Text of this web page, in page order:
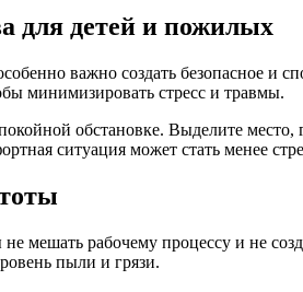
для детей и пожилых
важно создать безопасное и
минимизировать стресс и травмы.
обстановке. Выделите
ситуация может стать менее
мешать рабочему процессу и не
пыли и грязи.